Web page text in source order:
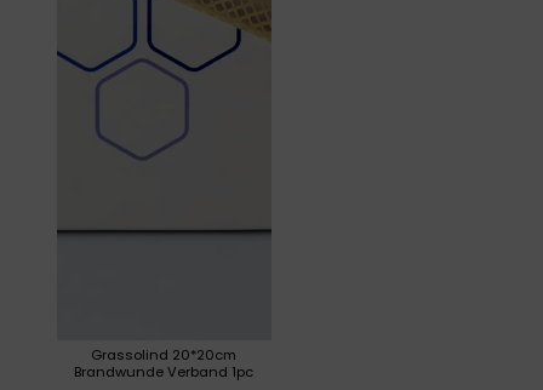
Grassolind 20*20cm
Brandwunde Verband 1pc